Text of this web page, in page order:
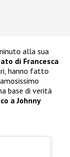
alla sua
di Francesca
hanno fatto
base di verità
a Johnny